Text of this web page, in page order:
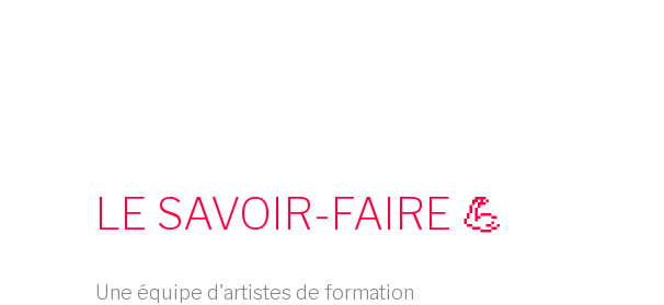
LE SAVOIR-FAIRE 💪
Une équipe d'artistes de formation